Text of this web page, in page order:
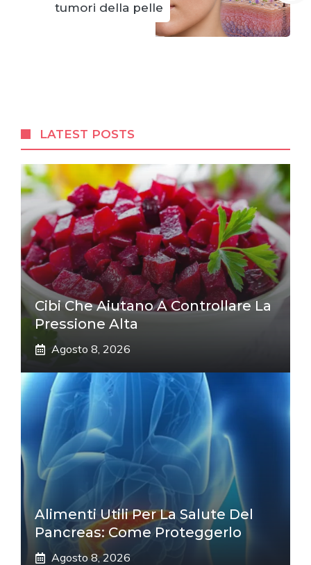
tumori della pelle
LATEST POSTS
Cibi Che Aiutano A Controllare La
Pressione Alta
Agosto 8, 2026
Alimenti Utili Per La Salute Del
Pancreas: Come Proteggerlo
Agosto 8, 2026